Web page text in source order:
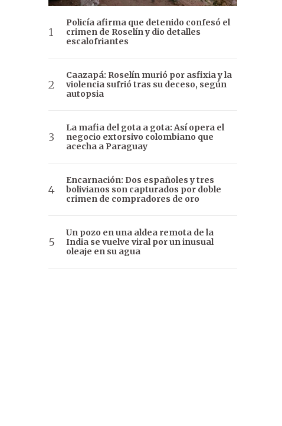
Policía afirma que detenido confesó el
crimen de Roselín y dio detalles
escalofriantes
Caazapá: Roselín murió por asfixia y la
violencia sufrió tras su deceso, según
autopsia
La mafia del gota a gota: Así opera el
negocio extorsivo colombiano que
acecha a Paraguay
Encarnación: Dos españoles y tres
bolivianos son capturados por doble
crimen de compradores de oro
Un pozo en una aldea remota de la
India se vuelve viral por un inusual
oleaje en su agua